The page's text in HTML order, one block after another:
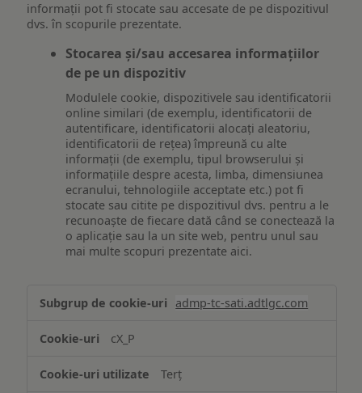
informații pot fi stocate sau accesate de pe dispozitivul
dvs. în scopurile prezentate.
Stocarea și/sau accesarea informațiilor
de pe un dispozitiv
Modulele cookie, dispozitivele sau identificatorii
online similari (de exemplu, identificatorii de
autentificare, identificatorii alocați aleatoriu,
identificatorii de rețea) împreună cu alte
informații (de exemplu, tipul browserului și
informațiile despre acesta, limba, dimensiunea
ecranului, tehnologiile acceptate etc.) pot fi
stocate sau citite pe dispozitivul dvs. pentru a le
recunoaște de fiecare dată când se conectează la
o aplicație sau la un site web, pentru unul sau
mai multe scopuri prezentate aici.
și/sau
informațiilor
pe
admp-tc-sati.adtlgc.com
cX_P
Terț